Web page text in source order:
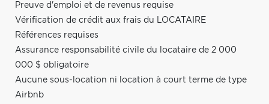
Preuve d'emploi et de revenus requise
Vérification de crédit aux frais du LOCATAIRE
Références requises
Assurance responsabilité civile du locataire de 2 000
000 $ obligatoire
Aucune sous-location ni location à court terme de type
Airbnb